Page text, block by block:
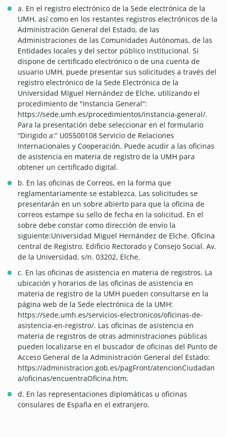
a. En el registro electrónico de la Sede electrónica de la
UMH, así como en los restantes registros electrónicos de la
Administración General del Estado, de las
Administraciones de las Comunidades Autónomas, de las
Entidades locales y del sector público institucional. Si
dispone de certificado electrónico o de una cuenta de
usuario UMH, puede presentar sus solicitudes a través del
registro electrónico de la Sede Electrónica de la
Universidad Miguel Hernández de Elche, utilizando el
procedimiento de "Instancia General":
https://sede.umh.es/procedimientos/instancia-general/.
Para la presentación debe seleccionar en el formulario
“Dirigido a:” U05500108 Servicio de Relaciones
Internacionales y Cooperación. Puede acudir a las oficinas
de asistencia en materia de registro de la UMH para
obtener un certificado digital.
b. En las oficinas de Correos, en la forma que
reglamentariamente se establezca. Las solicitudes se
presentarán en un sobre abierto para que la oficina de
correos estampe su sello de fecha en la solicitud. En el
sobre debe constar como dirección de envío la
siguiente:Universidad Miguel Hernández de Elche. Oficina
central de Registro. Edificio Rectorado y Consejo Social. Av.
de la Universidad, s/n. 03202, Elche.
c. En las oficinas de asistencia en materia de registros. La
ubicación y horarios de las oficinas de asistencia en
materia de registro de la UMH pueden consultarse en la
página web de la Sede electrónica de la UMH:
https://sede.umh.es/servicios-electronicos/oficinas-de-
asistencia-en-registro/. Las oficinas de asistencia en
materia de registros de otras administraciones públicas
pueden localizarse en el buscador de oficinas del Punto de
Acceso General de la Administración General del Estado:
https://administracion.gob.es/pagFront/atencionCiudadan
a/oficinas/encuentraOficina.htm.
d. En las representaciones diplomáticas u oficinas
consulares de España en el extranjero.